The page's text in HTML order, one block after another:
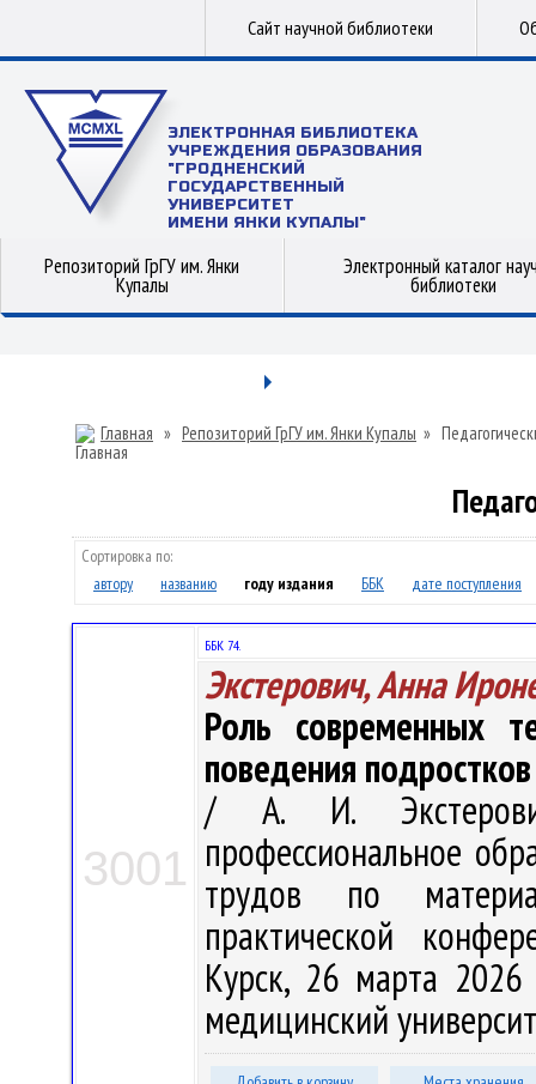
Сайт научной библиотеки
ЭЛЕКТРОННАЯ БИБЛИОТЕКА
УЧРЕЖДЕНИЯ ОБРАЗОВАНИЯ
"ГРОДНЕНСКИЙ
ГОСУДАРСТВЕННЫЙ
УНИВЕРСИТЕТ
ИМЕНИ ЯНКИ КУПАЛЫ"
Репозиторий ГрГУ им. Янки
Купалы
Электронный каталог
библиотеки
Главная » Репозиторий ГрГУ им. Янки Купалы »
Сортировка по:
автору
названию году издания ББК дате поступления
3001
ББК 74.
Экстерович, Анна
Роль современных
поведения подростков
/ А. И.
профессиональное
трудов по
практической
Курск, 26 марта
медицинский